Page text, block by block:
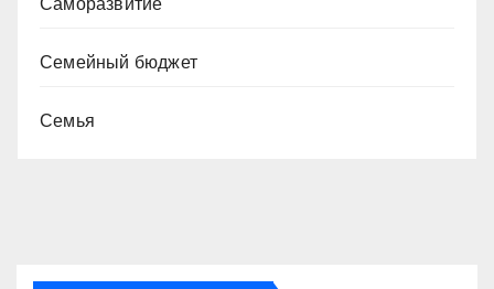
Саморазвитие
Семейный бюджет
Семья